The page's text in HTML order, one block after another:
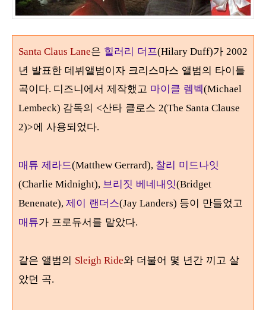
Santa Claus Lane은 힐러리 더프(Hilary Duff)가 2002
년 발표한 데뷔앨범이자 크리스마스 앨범의 타이틀
곡이다. 디즈니에서 제작했고 마이클 렘벡(Michael
Lembeck) 감독의 <산타 클로스 2(The Santa Clause
2)>에 사용되었다.
매튜 제라드(Matthew Gerrard), 찰리 미드나잇
(Charlie Midnight), 브리짓 베네내잇(Bridget
Benenate), 제이 랜더스(Jay Landers) 등이 만들었고
매튜가 프로듀서를 맡았다.
같은 앨범의 Sleigh Ride와 더불어 몇 년간 끼고 살
았던 곡.